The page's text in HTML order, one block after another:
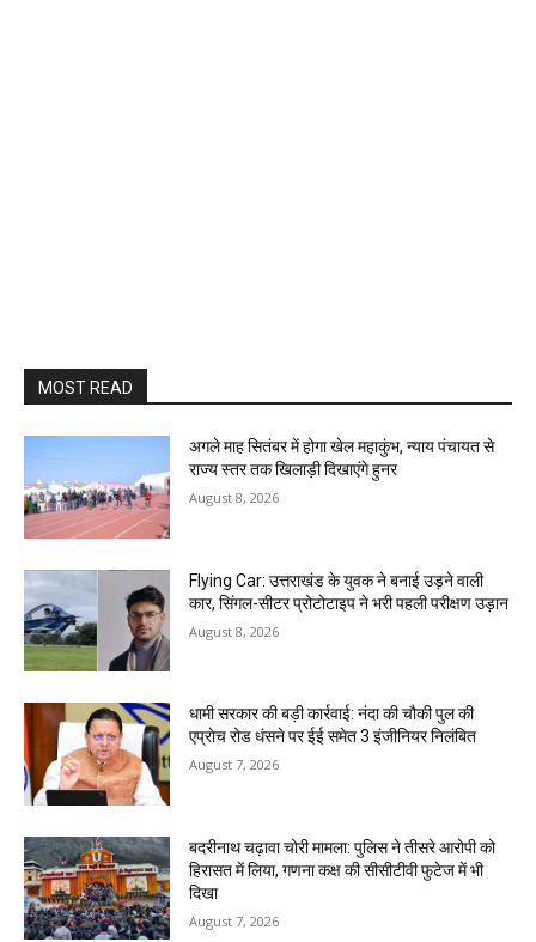
MOST READ
अगले माह सितंबर में होगा खेल महाकुंभ, न्याय पंचायत से
राज्य स्तर तक खिलाड़ी दिखाएंगे हुनर
August 8, 2026
Flying Car: उत्तराखंड के युवक ने बनाई उड़ने वाली
कार, सिंगल-सीटर प्रोटोटाइप ने भरी पहली परीक्षण उड़ान
August 8, 2026
धामी सरकार की बड़ी कार्रवाई: नंदा की चौकी पुल की
एप्राेच रोड धंसने पर ईई समेत 3 इंजीनियर निलंबित
August 7, 2026
बदरीनाथ चढ़ावा चोरी मामला: पुलिस ने तीसरे आरोपी को
हिरासत में लिया, गणना कक्ष की सीसीटीवी फुटेज में भी
दिखा
August 7, 2026